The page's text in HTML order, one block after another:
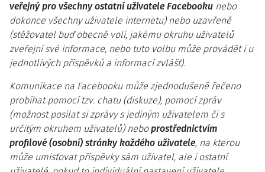
veřejný pro všechny ostatní uživatele Facebooku nebo
dokonce všechny uživatele internetu) nebo uzavřeně
(stěžovatel buď obecně volí, jakému okruhu uživatelů
zveřejní své informace, nebo tuto volbu může provádět i u
jednotlivých příspěvků a informací zvlášť).
Komunikace na Facebooku může zjednodušeně řečeno
probíhat pomocí tzv. chatu (diskuze), pomocí zpráv
(možnost posílat si zprávy s jediným uživatelem či s
určitým okruhem uživatelů) neboprostřednictvím
profilové (osobní) stránky každého uživatele, na kterou
může umisťovat příspěvky sám uživatel, ale i ostatní